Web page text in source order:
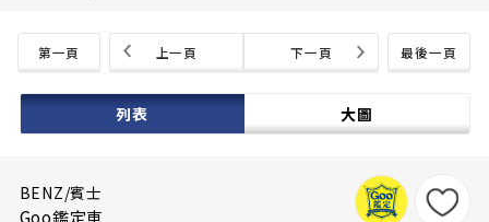
第一頁 最後一頁
上一頁 下一頁
列表 大圖
BENZ/賓士
Goo鑑定車